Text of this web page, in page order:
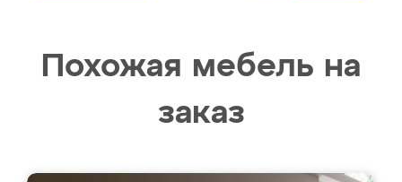
Похожая мебель на
заказ